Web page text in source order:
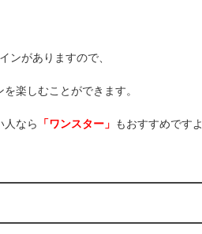
ンがありますので、
楽しむことができます。
人なら 「ワンスター」 もおすすめですよ